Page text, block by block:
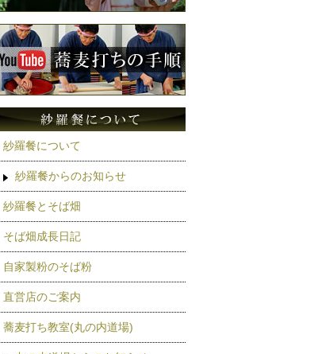
紗羅餐について
紗羅餐からのお知らせ
紗羅餐とそば畑
そば畑成長日記
自家製粉のそば粉
直営店のご案内
蕎麦打ち教室(丸の内道場)